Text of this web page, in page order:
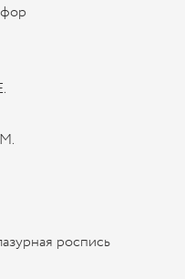
роспись